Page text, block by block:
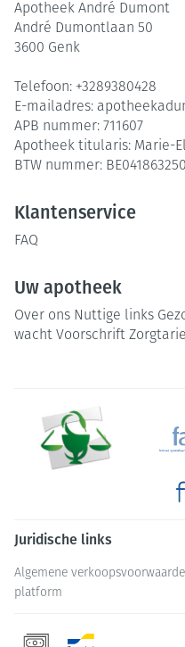
Apotheek André Dumont
André Dumontlaan 50
3600 Genk
Telefoon: +3289380428
E-mailadres:
APB nummer: 711607
Apotheek titularis: Marie-
BTW nummer:
Klantenservice
FAQ
Uw apotheek
Over ons Nuttige links
wacht Voorschrift
Juridische links
Algemene
platform